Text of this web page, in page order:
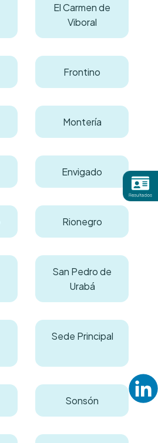
El Carmen de
Viboral
Frontino
Montería
Envigado
Rionegro
San Pedro de
Urabá
Sede Principal
Sonsón